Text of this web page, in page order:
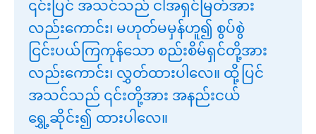
၎င်းပြင် အသင်သည် ငါအရှင်မြတ်အား
လည်းကောင်း၊ မဟုတ်မမှန်ဟူ၍ စွပ်စွဲ
ငြင်းပယ်ကြကုန်သော စည်းစိမ်ရှင်တို့အား
လည်းကောင်း၊ လွှတ်ထားပါလေ။ ထို့ပြင်
အသင်သည် ၎င်းတို့အား အနည်းငယ်
ရွှေ့ဆိုင်း၍ ထားပါလေ။